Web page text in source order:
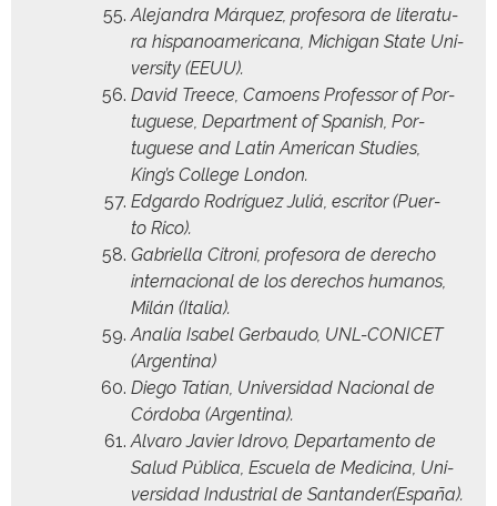
Ale­jan­dra Márquez, pro­fe­so­ra de lit­er­atu­
ra his­panoamer­i­cana, Michi­gan State Uni­
ver­si­ty (EEUU).
David Treece, Camoens Pro­fes­sor of Por­
tuguese, Depart­ment of Span­ish, Por­
tuguese and Latin Amer­i­can Stud­ies,
King’s Col­lege London.
Edgar­do Rodríguez Juliá, escritor (Puer­
to Rico).
Gabriel­la Cit­roni, pro­fe­so­ra de dere­cho
inter­na­cional de los dere­chos humanos,
Milán (Italia).
Analía Isabel Ger­bau­do, UNL-CONICET
(Argenti­na)
Diego Tatían, Uni­ver­si­dad Nacional de
Cór­do­ba (Argenti­na).
Alvaro Javier Idro­vo, Depar­ta­men­to de
Salud Públi­ca, Escuela de Med­i­c­i­na, Uni­
ver­si­dad Indus­tri­al de Santander(España).